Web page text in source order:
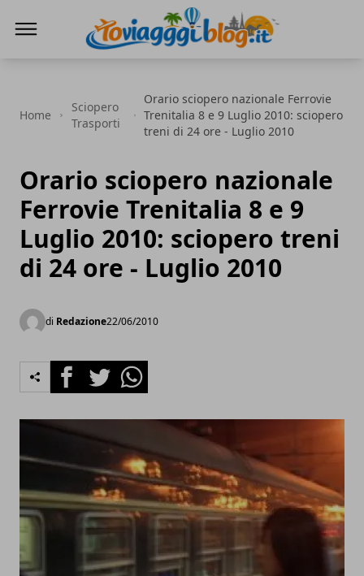
Home
Sciopero
Trasporti
Orario sciopero nazionale Ferrovie
Trenitalia 8 e 9 Luglio 2010: sciopero
treni di 24 ore - Luglio 2010
Orario sciopero nazionale
Ferrovie Trenitalia 8 e 9
Luglio 2010: sciopero treni
di 24 ore - Luglio 2010
di Redazione22/06/2010
FacebookTwitterWhatsapp